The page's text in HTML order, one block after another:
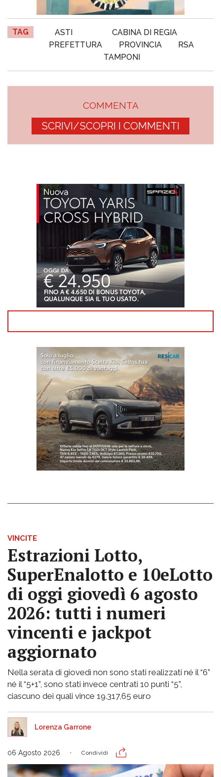
TAG ASTI
CABINA DI REGIA
PREFETTURA
PROVINCIA
RSA
TAMPONI
COMMENTA
SCRIVI/SCOPRI I COMMENTI
VINCITE
Estrazioni Lotto,
SuperEnalotto e 10eLotto
di oggi giovedì 6 agosto
2026: tutti i numeri
vincenti e jackpot
aggiornato
Nella serata di giovedì non sono stati realizzati né il “6”
né il “5+1”, sono stati invece centrati 10 punti “5”,
ciascuno dei quali vince 19.317,65 euro
Lorenza Garrone
06 Agosto 2026 Condividi